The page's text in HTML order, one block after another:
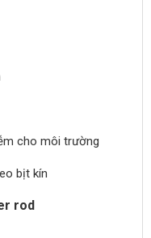
cho môi trường
bịt kín
rod